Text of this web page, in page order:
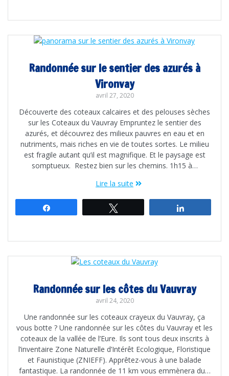
Randonnée sur le sentier des azurés à
Vironvay
avril 27, 2020
Découverte des coteaux calcaires et des pelouses sèches
sur les Coteaux du Vauvray Empruntez le sentier des
azurés, et découvrez des milieux pauvres en eau et en
nutriments, mais riches en vie de toutes sortes. Le milieu
est fragile autant qu’il est magnifique. Et le paysage est
somptueux. Restez bien sur les chemins. 1h15 à…
Lire la suite
Randonnée sur les côtes du Vauvray
avril 24, 2020
Une randonnée sur les coteaux crayeux du Vauvray, ça
vous botte ? Une randonnée sur les côtes du Vauvray et les
coteaux de la vallée de l’Eure. Ils sont tous deux inscrits à
l’inventaire Zone Naturelle d’Intérêt Ecologique, Floristique
et Faunistique (ZNIEFF). Apprêtez-vous à une balade
fantastique. La randonnée de 11 km vous emmènera du…